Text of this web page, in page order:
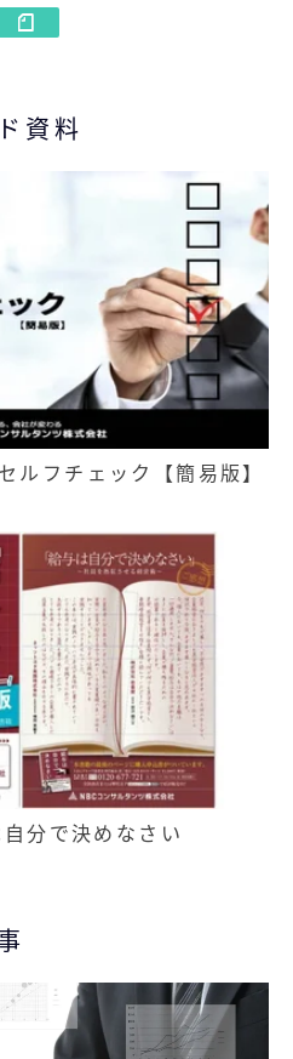
資料
ルフチェック【簡易版】
分で決めなさい